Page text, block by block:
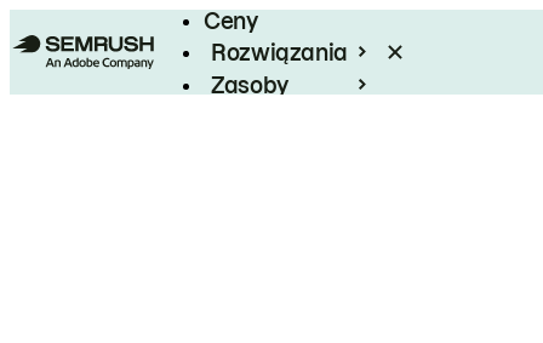
Ceny
Rozwiązania
Zasoby